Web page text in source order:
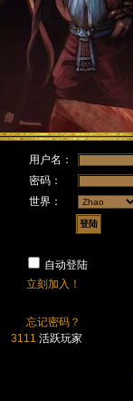
3111 活跃玩家
用户名：
密码：
世界：
自动登陆
立刻加入！
忘记密码？